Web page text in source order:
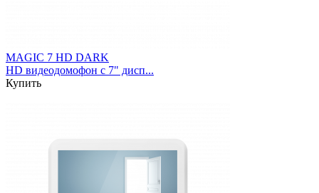
MAGIC 7 HD DARK
HD видеодомофон с 7" дисп...
Купить